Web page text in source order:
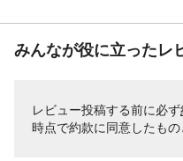
みんなが役に立ったレ
レビュー投稿する前に必ず
時点で約款に同意したもの